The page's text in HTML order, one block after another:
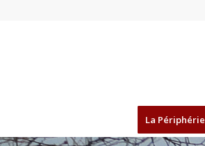
La Périphérie